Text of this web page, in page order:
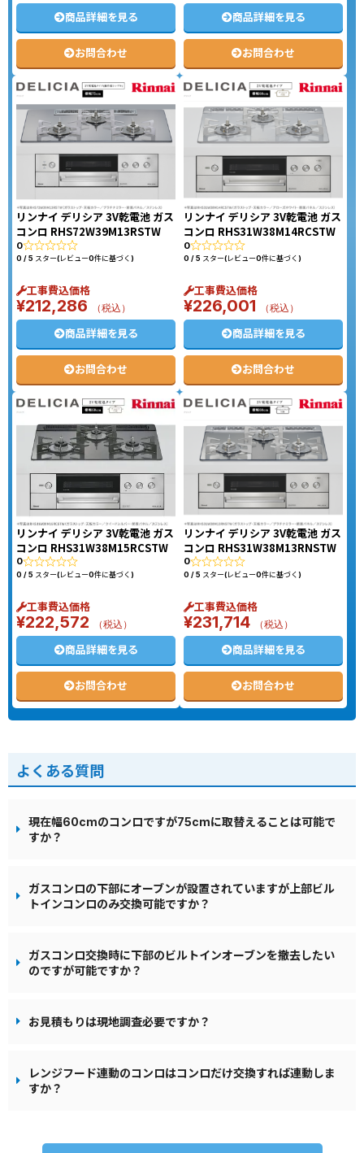
商品詳細を見る
お問合わせ
商品詳細を見る
お問合わせ
リンナイ デリシア 3V乾電池 ガス
コンロ RHS72W39M13RSTW
0
0 / 5 スター(レビュー0件に基づく)
工事費込価格
¥212,286 （税込）
商品詳細を見る
お問合わせ
リンナイ デリシア 3V乾電池 ガス
コンロ RHS31W38M14RCSTW
0
0 / 5 スター(レビュー0件に基づく)
工事費込価格
¥226,001 （税込）
商品詳細を見る
お問合わせ
リンナイ デリシア 3V乾電池 ガス
コンロ RHS31W38M15RCSTW
0
0 / 5 スター(レビュー0件に基づく)
工事費込価格
¥222,572 （税込）
商品詳細を見る
お問合わせ
リンナイ デリシア 3V乾電池 ガス
コンロ RHS31W38M13RNSTW
0
0 / 5 スター(レビュー0件に基づく)
工事費込価格
¥231,714 （税込）
商品詳細を見る
お問合わせ
よくある質問
現在幅60cmのコンロですが75cmに取替えることは可能で
すか？
ガスコンロの下部にオーブンが設置されていますが上部ビル
トインコンロのみ交換可能ですか？
ガスコンロ交換時に下部のビルトインオーブンを撤去したい
のですが可能ですか？
お見積もりは現地調査必要ですか？
レンジフード連動のコンロはコンロだけ交換すれば連動しま
すか？